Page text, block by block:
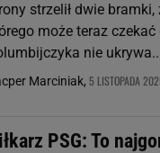
strzelił dwie
może teraz
nie
Marciniak, 5 LISTOPADA
PSG: To